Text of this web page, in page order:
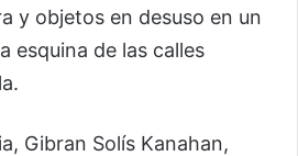
y objetos en desuso en un
esquina de las calles
Gibran Solís Kanahan,